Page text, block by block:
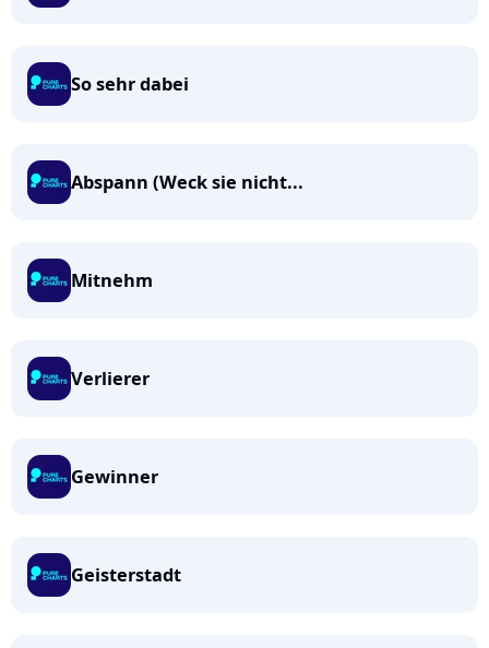
So sehr dabei
Abspann (Weck sie nicht...
Mitnehm
Verlierer
Gewinner
Geisterstadt